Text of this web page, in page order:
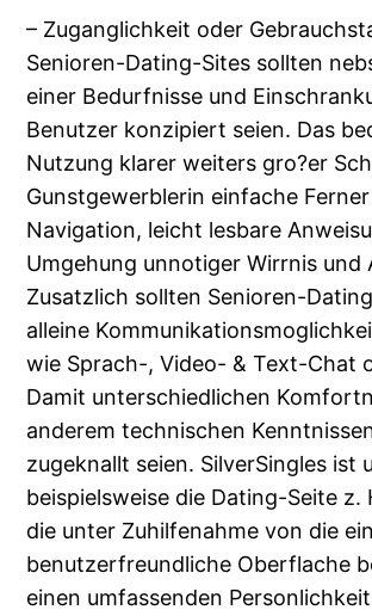
– Zuganglichkeit oder
Senioren-Dating-Sites sollten
einer Bedurfnisse und
Benutzer konzipiert seien. Das
Nutzung klarer weiters gro?er
Gunstgewerblerin einfache
Navigation, leicht lesbare
Umgehung unnotiger Wirrnis und
Zusatzlich sollten Senioren-
alleine
wie Sprach-, Video- & Text-Chat
Damit unterschiedlichen
anderem technischen
zugeknallt seien. SilverSingles ist
beispielsweise die Dating-Seite z.
die unter Zuhilfenahme von die
benutzerfreundliche Oberflache
einen umfassenden